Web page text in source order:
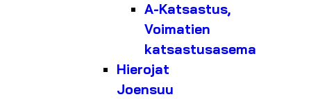
A-Katsastus,
Voimatien
katsastusasema
Hierojat
Joensuu